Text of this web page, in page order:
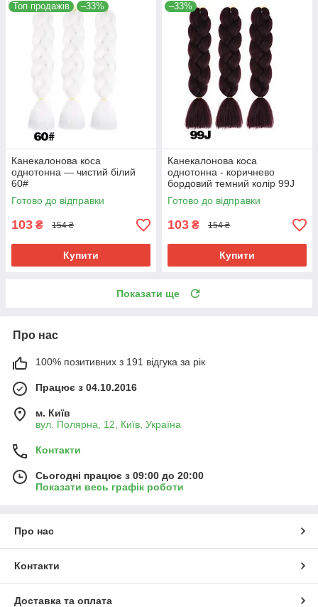
Топ продажів –33%
Канекалонова коса
однотонна — чистий білий
60#
Готово до відправки
103 ₴ 154 ₴
Купити
–33%
Канекалонова коса
однотонна - коричнево
бордовий темний колір 99J
Готово до відправки
103 ₴ 154 ₴
Купити
Показати ще
Про нас
100% позитивних з 191 відгука за рік
Працює з 04.10.2016
м. Київ
вул. Полярна, 12, Київ, Україна
Контакти
Сьогодні працює з 09:00 до 20:00
Показати весь графік роботи
Про нас
Контакти
Доставка та оплата